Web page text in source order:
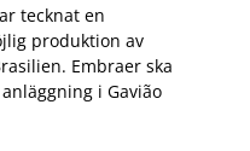
tecknat en
produktion av
Embraer ska
i Gavião